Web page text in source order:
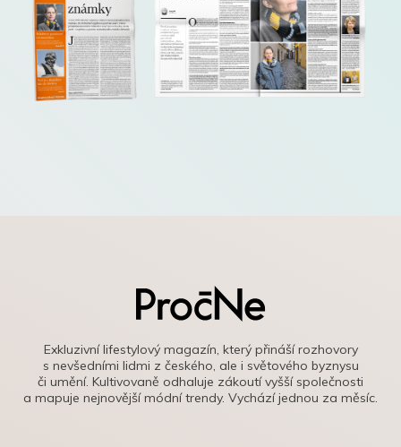
Exkluzivní lifestylový magazín, který přináší rozhovory
s nevšedními lidmi z českého, ale i světového byznysu
či umění. Kultivovaně odhaluje zákoutí vyšší společnosti
a mapuje nejnovější módní trendy. Vychází jednou za měsíc.